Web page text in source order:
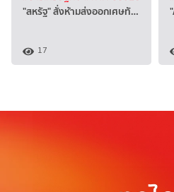
"สหรัฐ" สั่งห้ามส่งออกเศษทั…
17